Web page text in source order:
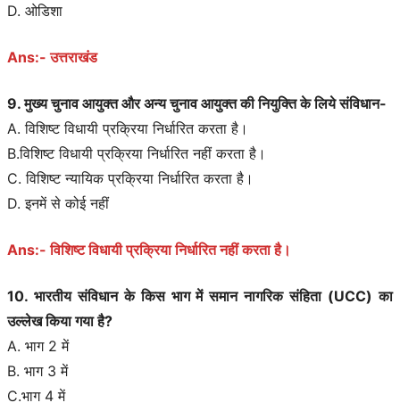
D. ओडिशा
Ans:- उत्तराखंड
9. मुख्य चुनाव आयुक्त और अन्य चुनाव आयुक्त की नियुक्ति के लिये संविधान-
A. विशिष्ट विधायी प्रक्रिया निर्धारित करता है।
B.विशिष्ट विधायी प्रक्रिया निर्धारित नहीं करता है।
C. विशिष्ट न्यायिक प्रक्रिया निर्धारित करता है।
D. इनमें से कोई नहीं
Ans:- विशिष्ट विधायी प्रक्रिया निर्धारित नहीं करता है।
10. भारतीय संविधान के किस भाग में समान नागरिक संहिता (UCC) का
उल्लेख किया गया है?
A. भाग 2 में
B. भाग 3 में
C.भाग 4 में